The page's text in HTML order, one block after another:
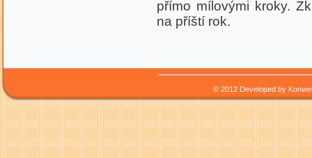
přímo mílovými kroky.
na příští rok.
© 2012 Developed by